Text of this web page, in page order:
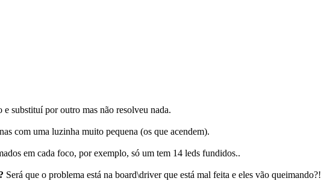
substituí por outro mas não resolveu nada.
com uma luzinha muito pequena (os que acendem).
em cada foco, por exemplo, só um tem 14 leds fundidos..
Será que o problema está na board\driver que está mal feita e eles vão queimando?!